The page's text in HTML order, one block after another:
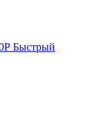
Быстрый